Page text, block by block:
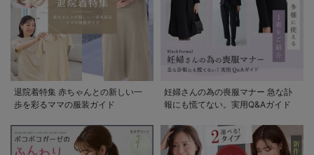
退院着特集 赤ちゃんとの新しい一
歩を彩るママの服装ガイド
妊婦さんの為の喪服マナー 急な訃
報にも慌てない。実用Q&Aガイド